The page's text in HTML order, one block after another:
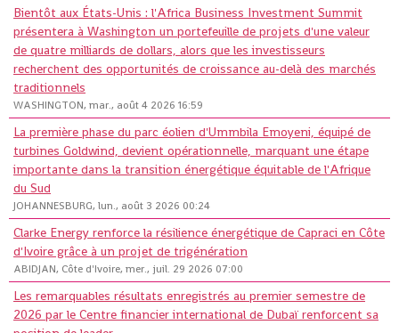
Bientôt aux États-Unis : l'Africa Business Investment Summit
présentera à Washington un portefeuille de projets d'une valeur
de quatre milliards de dollars, alors que les investisseurs
recherchent des opportunités de croissance au-delà des marchés
traditionnels
WASHINGTON, mar., août 4 2026 16:59
La première phase du parc éolien d'Ummbila Emoyeni, équipé de
turbines Goldwind, devient opérationnelle, marquant une étape
importante dans la transition énergétique équitable de l'Afrique
du Sud
JOHANNESBURG, lun., août 3 2026 00:24
Clarke Energy renforce la résilience énergétique de Capraci en Côte
d'Ivoire grâce à un projet de trigénération
ABIDJAN, Côte d'Ivoire, mer., juil. 29 2026 07:00
Les remarquables résultats enregistrés au premier semestre de
2026 par le Centre financier international de Dubaï renforcent sa